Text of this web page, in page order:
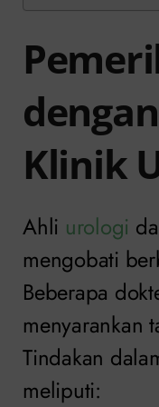
Klinik
Ahli urologi
mengobati
Beberapa
menyarankan
Tindakan
meliputi: